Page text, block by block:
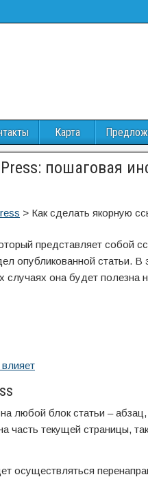
Карта
пошаговая
> Как сделать якорную
представляет собой
опубликованной статьи. В
случаях она будет полезна
любой блок статьи –
часть текущей страницы,
осуществляться